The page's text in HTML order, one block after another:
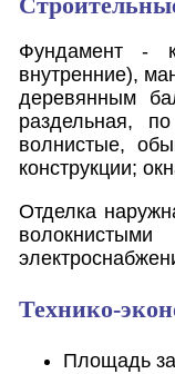
Фундамент -
внутренние),
деревянным
раздельная,
волнистые,
конструкции;
Отделка
Технико-
Площадь